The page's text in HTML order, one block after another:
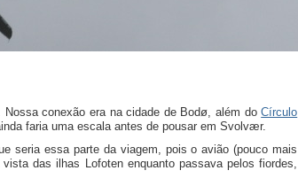
Nossa conexão era na cidade de Bodø, além doCírculo
faria uma escala antes de pousar em Svolvær.
seria essa parte da viagem, pois o avião (pouco mais
das ilhas Lofoten enquanto passava pelos fiordes,